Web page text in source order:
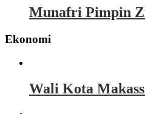
Munafri Pimpin
Ekonomi
Wali Kota